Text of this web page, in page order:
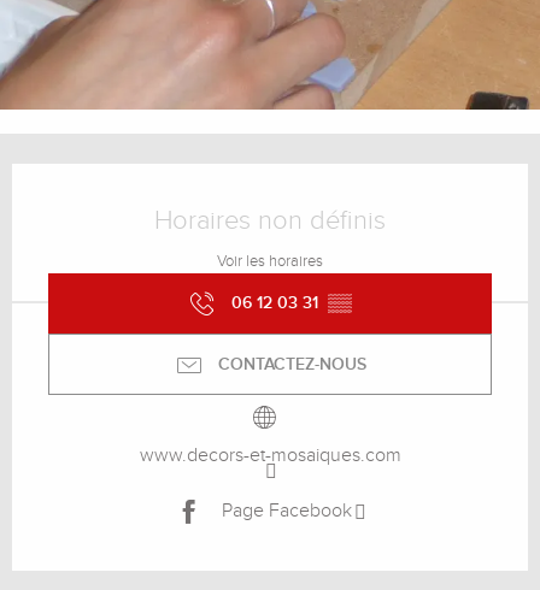
Horaires non définis
Voir les horaires
06 12 03 31 ▒▒
CONTACTEZ-NOUS
www.decors-et-mosaiques.com
Page Facebook